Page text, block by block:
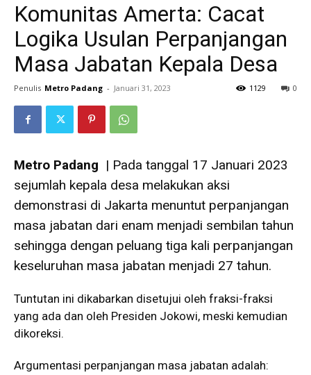
Komunitas Amerta: Cacat
Logika Usulan Perpanjangan
Masa Jabatan Kepala Desa
Penulis Metro Padang - Januari 31, 2023 0
1129
Metro Padang | Pada tanggal 17 Januari 2023
sejumlah kepala desa melakukan aksi
demonstrasi di Jakarta menuntut perpanjangan
masa jabatan dari enam menjadi sembilan tahun
sehingga dengan peluang tiga kali perpanjangan
keseluruhan masa jabatan menjadi 27 tahun.
Tuntutan ini dikabarkan disetujui oleh fraksi-fraksi
yang ada dan oleh Presiden Jokowi, meski kemudian
dikoreksi.
Argumentasi perpanjangan masa jabatan adalah: